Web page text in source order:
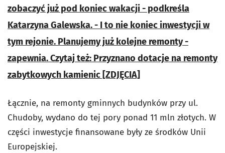
zobaczyć już pod koniec wakacji - podkreśla
Katarzyna Galewska. - I to nie koniec inwestycji w
tym rejonie. Planujemy już kolejne remonty -
zapewnia. Czytaj też: Przyznano dotacje na remonty
zabytkowych kamienic [ZDJĘCIA]
Łącznie, na remonty gminnych budynków przy ul.
Chudoby, wydano do tej pory ponad 11 mln złotych. W
części inwestycje finansowane były ze środków Unii
Europejskiej.